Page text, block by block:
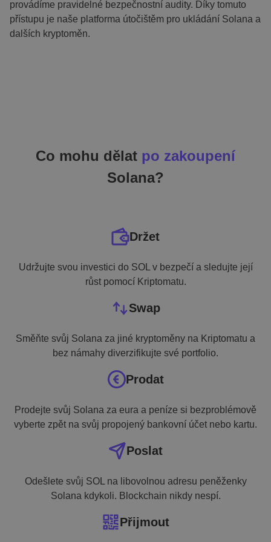
provádíme pravidelné bezpečnostní audity. Díky tomuto
přístupu je naše platforma útočištěm pro ukládání Solana a
dalších kryptoměn.
Co mohu dělat po zakoupení
Solana?
Držet
Udržujte svou investici do SOL v bezpečí a sledujte její
růst pomocí Kriptomatu.
Swap
Směňte svůj Solana za jiné kryptoměny na Kriptomatu a
bez námahy diverzifikujte své portfolio.
Prodat
Prodejte svůj Solana za eura a peníze si bezproblémově
vyberte zpět na svůj propojený bankovní účet nebo kartu.
Poslat
Odešlete svůj SOL na libovolnou adresu peněženky
Solana kdykoli. Blockchain nikdy nespí.
Přijmout